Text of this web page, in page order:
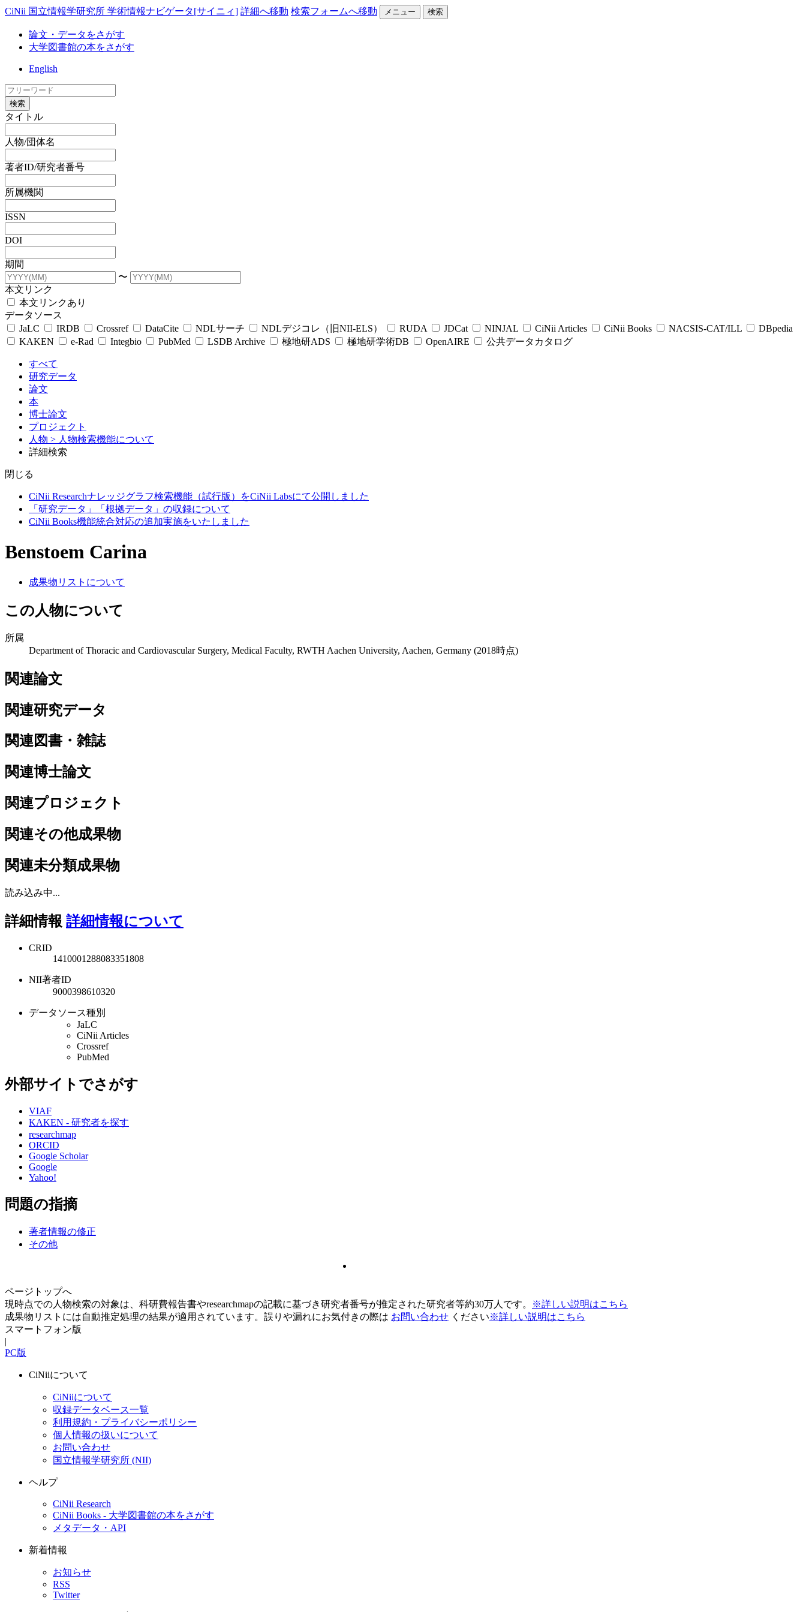
CiNii 国立情報学研究所 学術情報ナビゲータ[サイニィ] 詳細へ移動 検索フォームへ移動 メニュー 検索
論文・データをさがす
大学図書館の本をさがす
English
検索
タイトル
人物/団体名
著者ID/研究者番号
所属機関
ISSN
DOI
期間
〜
本文リンク
本文リンクあり
データソース
JaLC
IRDB Crossref DataCite NDLサーチ NDLデジコレ（旧NII-ELS） RUDA JDCat NINJAL CiNii Articles CiNii Books NACSIS-CAT/ILL
DBpedia
KAKEN
e-Rad Integbio PubMed LSDB Archive 極地研ADS 極地研学術DB OpenAIRE 公共データカタログ
すべて
研究データ
論文
本
博士論文
プロジェクト
人物 > 人物検索機能について
詳細検索
閉じる
CiNii Researchナレッジグラフ検索機能（試行版）をCiNii Labsにて公開しました
「研究データ」「根拠データ」の収録について
CiNii Books機能統合対応の追加実施をいたしました
Benstoem Carina
成果物リストについて
この人物について
所属
Department of Thoracic and Cardiovascular Surgery, Medical Faculty, RWTH Aachen University, Aachen, Germany (2018時点)
関連論文
関連研究データ
関連図書・雑誌
関連博士論文
関連プロジェクト
関連その他成果物
関連未分類成果物
読み込み中...
詳細情報 詳細情報について
CRID
1410001288083351808
NII著者ID
9000398610320
データソース種別
JaLC
CiNii Articles
Crossref
PubMed
外部サイトでさがす
VIAF
KAKEN - 研究者を探す
researchmap
ORCID
Google Scholar
Google
Yahoo!
問題の指摘
著者情報の修正
その他
ページトップへ
現時点での人物検索の対象は、科研費報告書やresearchmapの記載に基づき研究者番号が推定された研究者等約30万人です。
※詳しい説明はこちら
成果物リストには自動推定処理の結果が適用されています。誤りや漏れにお気付きの際は お問い合わせ ください※詳しい説明はこちら
スマートフォン版
|
PC版
CiNiiについて
CiNiiについて
収録データベース一覧
利用規約・プライバシーポリシー
個人情報の扱いについて
お問い合わせ
国立情報学研究所 (NII)
ヘルプ
CiNii Research
CiNii Books - 大学図書館の本をさがす
メタデータ・API
新着情報
お知らせ
RSS
Twitter